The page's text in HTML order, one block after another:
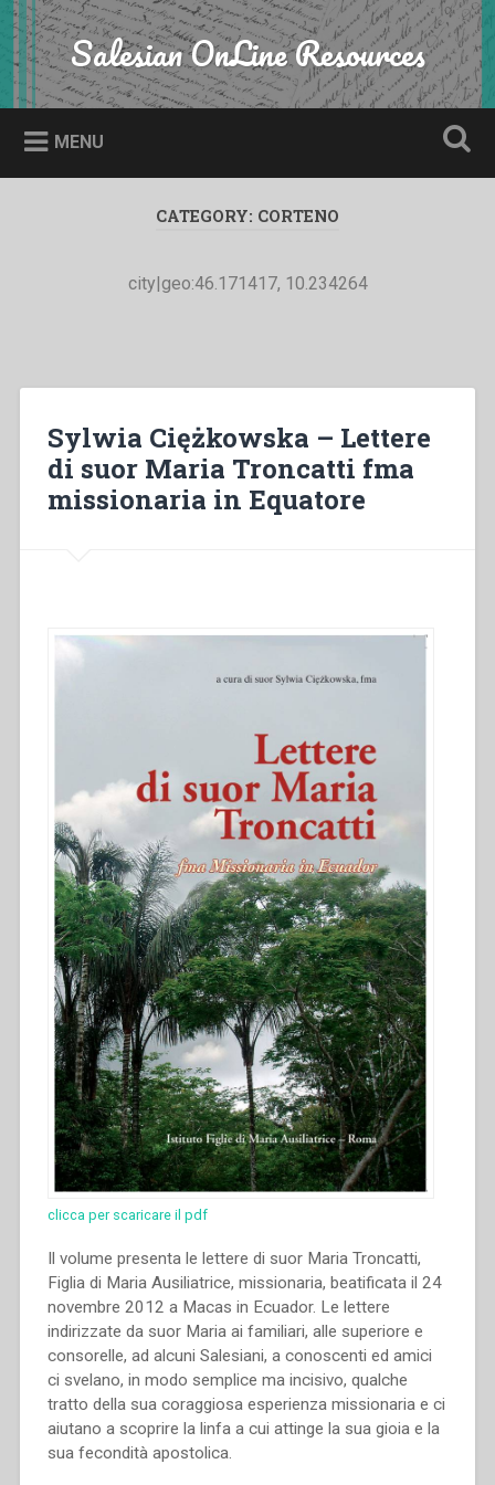
Skip
to
content
Search Salesian OnLine Resources
MENU
CATEGORY: CORTENO
city|geo:46.171417, 10.234264
Sylwia Ciężkowska – Lettere
di suor Maria Troncatti fma
missionaria in Equatore
clicca per scaricare il pdf
Il volume presenta le lettere di suor Maria Troncatti,
Figlia di Maria Ausiliatrice, missionaria, beatificata il 24
novembre 2012 a Macas in Ecuador. Le lettere
indirizzate da suor Maria ai familiari, alle superiore e
consorelle, ad alcuni Salesiani, a conoscenti ed amici
ci svelano, in modo semplice ma incisivo, qualche
tratto della sua coraggiosa esperienza missionaria e ci
aiutano a scoprire la linfa a cui attinge la sua gioia e la
sua fecondità apostolica.